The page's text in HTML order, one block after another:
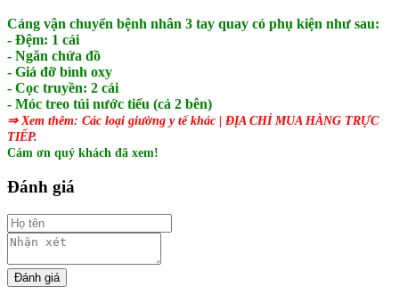
Cáng vận chuyển bệnh nhân 3 tay quay có phụ kiện như sau:
- Đệm: 1 cái
- Ngăn chứa đồ
- Giá đỡ bình oxy
- Cọc truyền: 2 cái
- Móc treo túi nước tiểu (cả 2 bên)
⇒ Xem thêm: Các loại giường y tếkhác | ĐỊA CHỈ MUA HÀNG TRỰC
TIẾP.
Cám ơn quý khách đã xem!
Đánh giá